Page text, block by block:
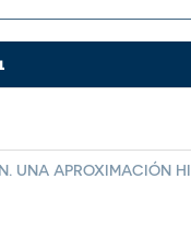
UNA APROXIMACIÓN